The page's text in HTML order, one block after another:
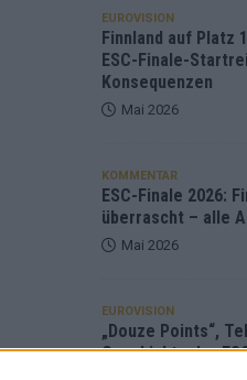
EUROVISION
Finnland auf Platz
ESC-Finale-
Konsequenzen
Mai 2026
KOMMENTAR
ESC-Finale 2026:
überrascht – alle
Mai 2026
EUROVISION
„Douze Points“,
Geschichte der